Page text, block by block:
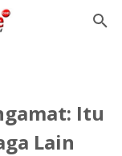
Itu
Lain